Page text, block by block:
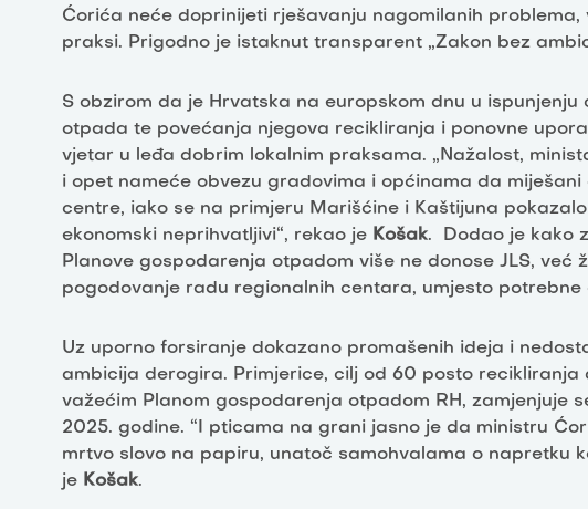
Ćorića neće doprinijeti rješavanju nagomilanih
praksi. Prigodno je istaknut transparent „Zakon bez
S obzirom da je Hrvatska na europskom dnu u
otpada te povećanja njegova recikliranja i ponovne
vjetar u leđa dobrim lokalnim praksama. „Nažalost,
i opet nameće obvezu gradovima i općinama da
centre, iako se na primjeru Marišćine i Kaštijuna
ekonomski neprihvatljivi“, rekao je Košak. Dodao je kako
Planove gospodarenja otpadom više ne donose JLS, već
pogodovanje radu regionalnih centara, umjesto
Uz uporno forsiranje dokazano promašenih ideja i
ambicija derogira. Primjerice, cilj od 60 posto recikliranja
važećim Planom gospodarenja otpadom RH, zamjenjuje
2025. godine. “I pticama na grani jasno je da ministru
mrtvo slovo na papiru, unatoč samohvalama o napretku
je Košak.